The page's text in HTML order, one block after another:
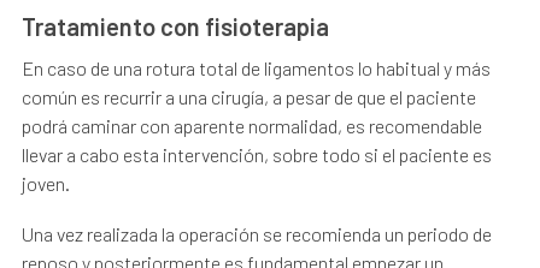
Tratamiento con fisioterapia
En caso de una rotura total de ligamentos lo habitual y más
común es recurrir a una cirugía, a pesar de que el paciente
podrá caminar con aparente normalidad, es recomendable
llevar a cabo esta intervención, sobre todo si el paciente es
joven.
Una vez realizada la operación se recomienda un periodo de
reposo y posteriormente es fundamental empezar un